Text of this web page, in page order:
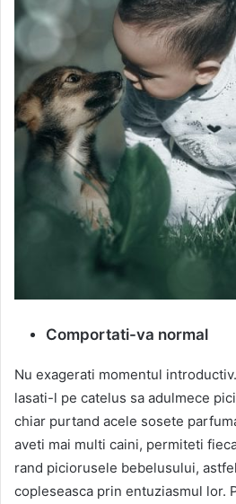
Comportati-va normal
Nu exagerati momentul
lasati-l pe catelus sa adulmece
chiar purtand acele sosete
aveti mai multi caini, permiteti
rand piciorusele bebelusului,
copleseasca prin entuziasmul lor.